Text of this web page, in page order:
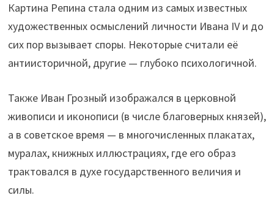
Картина Репина стала одним из самых известных
художественных осмыслений личности Ивана IV и до
сих пор вызывает споры. Некоторые считали её
антиисторичной, другие — глубоко психологичной.
Также Иван Грозный изображался в церковной
живописи и иконописи (в числе благоверных князей),
а в советское время — в многочисленных плакатах,
муралах, книжных иллюстрациях, где его образ
трактовался в духе государственного величия и
силы.